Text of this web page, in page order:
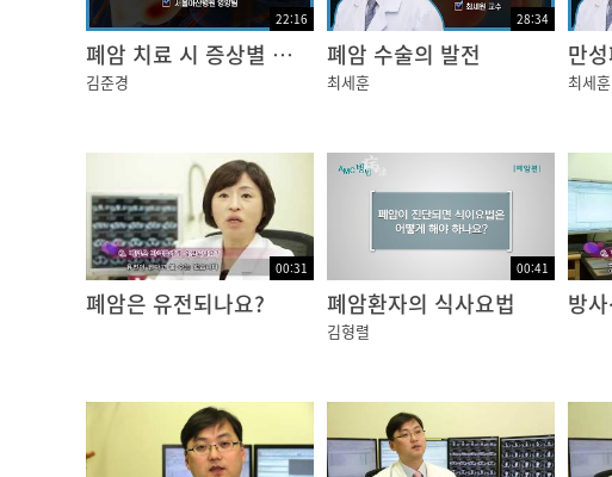
22:16
폐암 치료 시 증상별 영양관리
김준경
28:34
폐암 수술의 발전
최세훈 최세훈
00:31
폐암은 유전되나요?
00:41
폐암환자의 식사요법
김형렬